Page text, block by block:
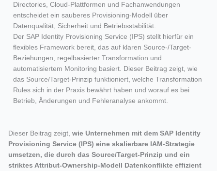
Directories, Cloud-Plattformen und Fachanwendungen
entscheidet ein sauberes Provisioning-Modell über
Datenqualität, Sicherheit und Betriebsstabilität.
Der SAP Identity Provisioning Service (IPS) stellt hierfür ein
flexibles Framework bereit, das auf klaren Source-/Target-
Beziehungen, regelbasierter Transformation und
automatisiertem Monitoring basiert. Dieser Beitrag zeigt, wie
das Source/Target-Prinzip funktioniert, welche Transformation
Rules sich in der Praxis bewährt haben und worauf es bei
Betrieb, Änderungen und Fehleranalyse ankommt.
Dieser Beitrag zeigt, wie Unternehmen mit dem SAP Identity
Provisioning Service (IPS) eine skalierbare IAM-Strategie
umsetzen, die durch das Source/Target-Prinzip und ein
striktes Attribut-Ownership-Modell Datenkonflikte effizient